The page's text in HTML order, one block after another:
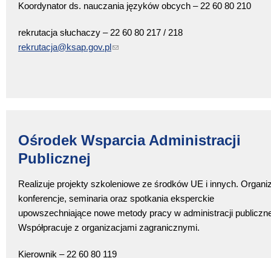
Koordynator ds. nauczania języków obcych – 22 60 80 210
rekrutacja słuchaczy – 22 60 80 217 / 218
rekrutacja@ksap.gov.pl(link sends e-mail)
Ośrodek Wsparcia Administracji
Publicznej
Realizuje projekty szkoleniowe ze środków UE i innych.
konferencje, seminaria oraz spotkania eksperckie
upowszechniające nowe metody pracy w administracji
Współpracuje z organizacjami zagranicznymi.
Kierownik – 22 60 80 119